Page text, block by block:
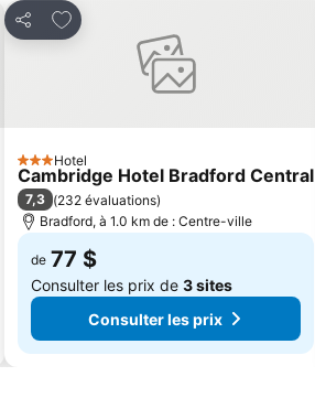
Partager
Ajouter à mes favoris
3 Étoiles
Hotel
Cambridge Hotel Bradford Central
7,3 (232 évaluations)
Bradford, à 1.0 km de : Centre-ville
de 77 $
Consulter les prix de 3 sites
Consulter les prix